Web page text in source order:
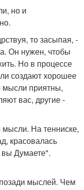
но и
то засыпая, -
Он нужен, чтобы
Но в процессе
создают хорошее
мысли приятны,
вас, другие -
мысли. На тенниске,
красовалась
вы Думаете".
мыслей. Чем